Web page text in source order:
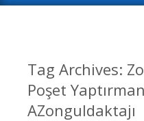
Tag Archives:
Poşet
AZonguldaktajı